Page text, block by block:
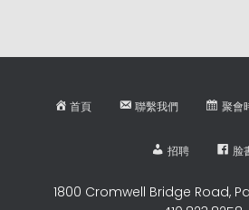
首頁 聯繫我們 聚會
招聘 脸
1800 Cromwell Bridge Road,